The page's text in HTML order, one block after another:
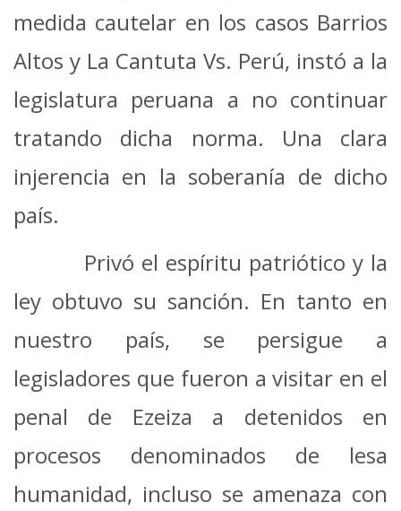
medida cautelar en los casos Barrios
Altos y La Cantuta Vs. Perú, instó a la
legislatura peruana a no continuar
tratando dicha norma. Una clara
injerencia en la soberanía de dicho
país.
Privó el espíritu patriótico y la
ley obtuvo su sanción. En tanto en
nuestro país, se persigue a
legisladores que fueron a visitar en el
penal de Ezeiza a detenidos en
procesos denominados de lesa
humanidad, incluso se amenaza con